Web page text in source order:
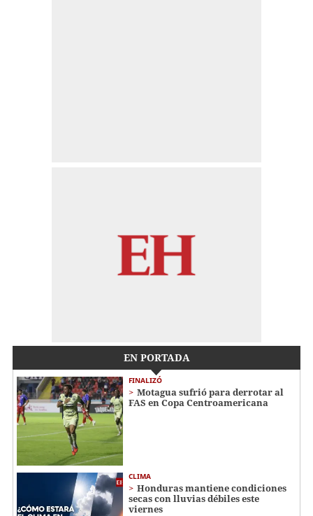
EN PORTADA
FINALIZÓ
Motagua sufrió para derrotar al
FAS en Copa Centroamericana
CLIMA
Honduras mantiene condiciones
secas con lluvias débiles este
viernes